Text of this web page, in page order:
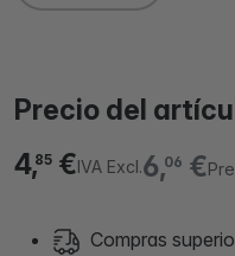
Precio del
6,06 €
4,85 €IVA Excl.
Compras